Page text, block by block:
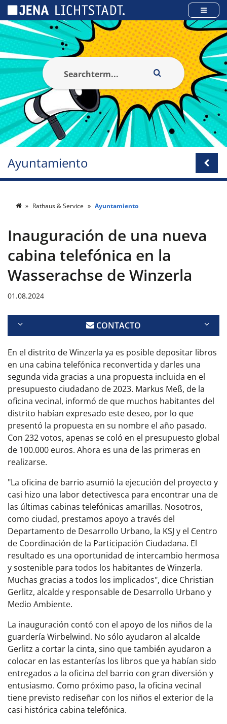
Ayuntamiento
Rathaus & Service Ayuntamiento
Inauguración de una nueva
cabina telefónica en la
Wasserachse de Winzerla
01.08.2024
CONTACTO
En el distrito de Winzerla ya es posible depositar libros
en una cabina telefónica reconvertida y darles una
segunda vida gracias a una propuesta incluida en el
presupuesto ciudadano de 2023. Markus Meß, de la
oficina vecinal, informó de que muchos habitantes del
distrito habían expresado este deseo, por lo que
presentó la propuesta en su nombre el año pasado.
Con 232 votos, apenas se coló en el presupuesto global
de 100.000 euros. Ahora es una de las primeras en
realizarse.
"La oficina de barrio asumió la ejecución del proyecto y
casi hizo una labor detectivesca para encontrar una de
las últimas cabinas telefónicas amarillas. Nosotros,
como ciudad, prestamos apoyo a través del
Departamento de Desarrollo Urbano, la KSJ y el Centro
de Coordinación de la Participación Ciudadana. El
resultado es una oportunidad de intercambio hermosa
y sostenible para todos los habitantes de Winzerla.
Muchas gracias a todos los implicados", dice Christian
Gerlitz, alcalde y responsable de Desarrollo Urbano y
Medio Ambiente.
La inauguración contó con el apoyo de los niños de la
guardería Wirbelwind. No sólo ayudaron al alcalde
Gerlitz a cortar la cinta, sino que también ayudaron a
colocar en las estanterías los libros que ya habían sido
entregados a la oficina del barrio con gran diversión y
entusiasmo. Como próximo paso, la oficina vecinal
tiene previsto rediseñar con los niños el exterior de la
casi histórica cabina telefónica.
Panel de gestión de cookies